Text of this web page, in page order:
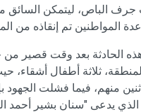
جرف الباص، ليتمكن السائق
المواطنين تم إنقاذه من
هذه الحادثة بعد وقت قصير
ثلاثة أطفال أشقاء،
إثنين منهم، فيما فشلت الجهود
الذي يدعى "سنان بشير أحمد